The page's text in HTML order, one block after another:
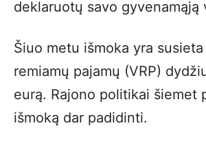
deklaruotų savo gyvenamąją
Šiuo metu išmoka yra
remiamų pajamų (VRP)
eurą. Rajono politikai šiemet
išmoką dar padidinti.